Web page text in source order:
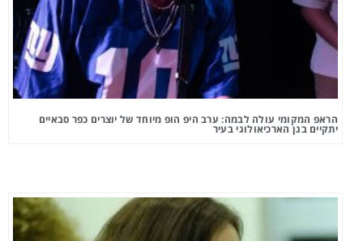
הראפ המקומי עולה לבמה: ערב היפ הופ מיוחד של יוצרים כפר סבאיים
יתקיים בגן הארכיאולוגי בעיר